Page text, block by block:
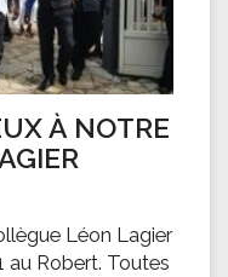
À NOTRE
Léon Lagier
au Robert. Toutes